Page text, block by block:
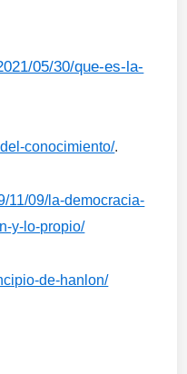
05/30/que-es-la-
conocimiento/.
11/09/la-democracia-
y-lo-propio/
de-hanlon/